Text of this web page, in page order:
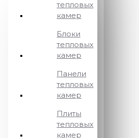
тепловых
камер
Блоки
тепловых
камер
Панели
тепловых
камер
Плиты
тепловых
камер